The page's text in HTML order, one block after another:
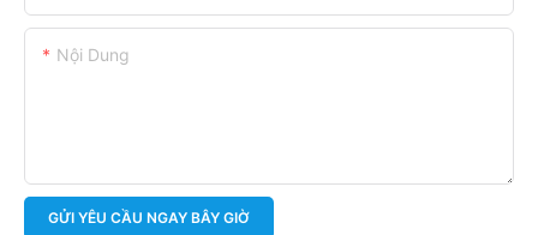
Nội Dung
GỬI YÊU CẦU NGAY BÂY GIỜ